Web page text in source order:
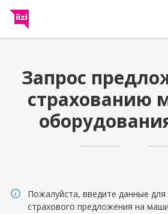
Запрос
страхованию
info
Пожалуйста, введите данные для
страхового предложения на